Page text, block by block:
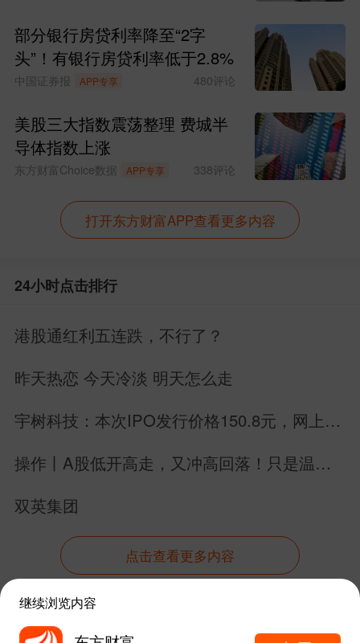
部分银行房贷利率降至“2字
头”！有银行房贷利率低于2.8%
中国证券报 APP专享 480评论
美股三大指数震荡整理 费城半
导体指数上涨
东方财富Choice数据 APP专享 338评论
打开东方财富APP查看更多内容
24小时点击排行
港股通红利五连跌，不行了？
昨天热恋 今天冷淡 明天怎么走
宇树科技：本次IPO发行价格150.8元，网上申
操作丨A股低开高走，又冲高回落！只是温和
双英集团
点击查看更多内容
资讯
继续浏览内容